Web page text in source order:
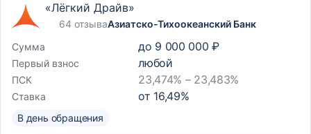
«Лёгкий Драйв»
64 отзываАзиатско-Тихоокеанский Банк
Сумма
до 9 000 000 ₽
Первый взнос любой
ПСК 23,474% – 23,483%
Ставка от 16,49%
В день обращения